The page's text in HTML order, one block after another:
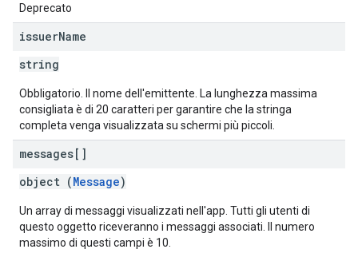
Deprecato
issuerName
string
Obbligatorio. Il nome dell'emittente. La lunghezza massima
consigliata è di 20 caratteri per garantire che la stringa
completa venga visualizzata su schermi più piccoli.
messages[]
object (Message)
Un array di messaggi visualizzati nell'app. Tutti gli utenti di
questo oggetto riceveranno i messaggi associati. Il numero
massimo di questi campi è 10.